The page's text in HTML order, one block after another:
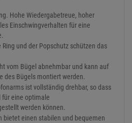
Hohe Wiedergabetreue, hoher
Einschwingverhalten für eine
und der Popschutz schützen das
vom Bügel abnehmbar und kann auf
des Bügels montiert werden.
ist vollständig drehbar, so dass
für eine optimale
werden können.
bietet einen stabilen und bequemen